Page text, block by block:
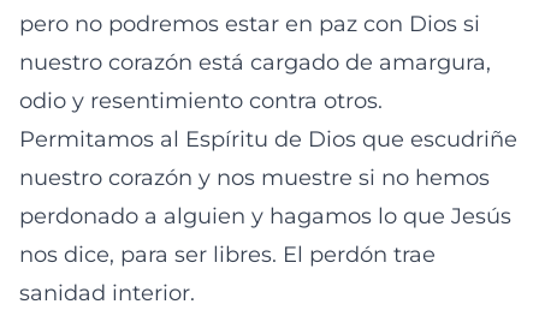
pero no podremos estar en paz con Dios si
nuestro corazón está cargado de amargura,
odio y resentimiento contra otros.
Permitamos al Espíritu de Dios que escudriñe
nuestro corazón y nos muestre si no hemos
perdonado a alguien y hagamos lo que Jesús
nos dice, para ser libres. El perdón trae
sanidad interior.